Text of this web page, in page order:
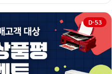
D-53